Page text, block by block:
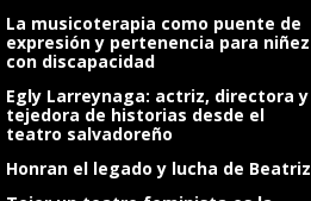
La musicoterapia como puente de
expresión y pertenencia para niñez
con discapacidad
Egly Larreynaga: actriz, directora y
tejedora de historias desde el
teatro salvadoreño
Honran el legado y lucha de Beatriz